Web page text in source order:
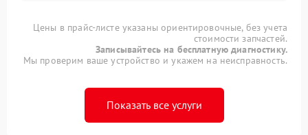
Цены в прайс-листе указаны ориентировочные, без учета
стоимости запчастей.
Записывайтесь на бесплатную диагностику.
Мы проверим ваше устройство и укажем на неисправность.
Показать все услуги